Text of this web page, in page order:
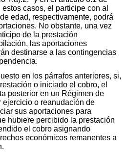
casos, el participe con al
edad, respectivamente, podrá
No obstante, una vez
de la prestación
las aportaciones
destinarse a las contingencias
en los párrafos anteriores, si,
o iniciado el cobro, el
posterior en un Régimen de
ejercicio o reanudación de
sus aportaciones para
hubiere percibido la prestación
el cobro asignando
económicos remanentes a